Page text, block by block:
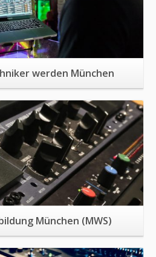
werden München
München (MWS)